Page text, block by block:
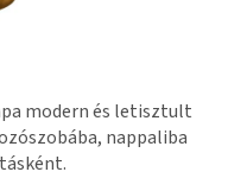
modern és letisztult
nappaliba